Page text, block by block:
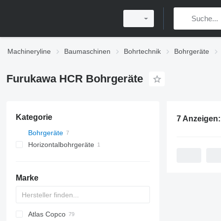
Machineryline Baumaschinen Bohrtechnik Bohrgeräte
Furukawa HCR Bohrgeräte
Kategorie
Bohrgeräte
Horizontalbohrgeräte
Marke
Atlas Copco
7 Anzeigen: